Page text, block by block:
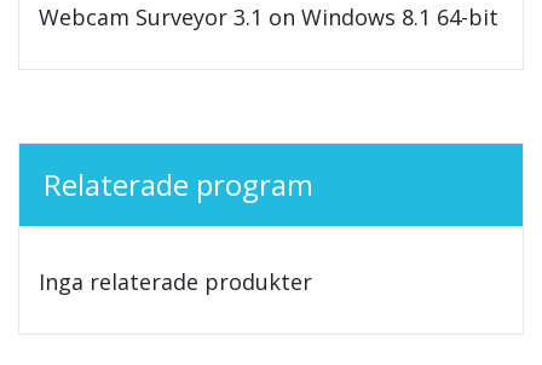
Webcam Surveyor 3.1 on Windows 8.1 64-bit
Relaterade program
Inga relaterade produkter